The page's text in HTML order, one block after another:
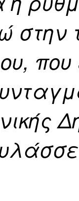
στην
που